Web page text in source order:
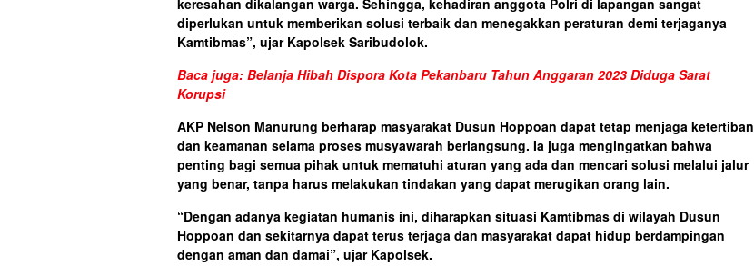
diperlukan untuk memberikan solusi terbaik dan menegakkan peraturan demi terjaganya
Kamtibmas”, ujar Kapolsek Saribudolok.
Baca juga: Belanja Hibah Dispora Kota Pekanbaru Tahun Anggaran 2023 Diduga Sarat
Korupsi
AKP Nelson Manurung berharap masyarakat Dusun Hoppoan dapat tetap menjaga ketertiban
dan keamanan selama proses musyawarah berlangsung. Ia juga mengingatkan bahwa
penting bagi semua pihak untuk mematuhi aturan yang ada dan mencari solusi melalui jalur
yang benar, tanpa harus melakukan tindakan yang dapat merugikan orang lain.
“Dengan adanya kegiatan humanis ini, diharapkan situasi Kamtibmas di wilayah Dusun
Hoppoan dan sekitarnya dapat terus terjaga dan masyarakat dapat hidup berdampingan
dengan aman dan damai”, ujar Kapolsek.